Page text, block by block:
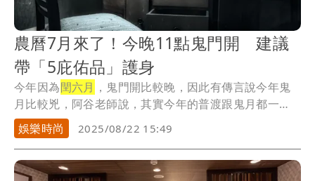
農曆7月來了！今晚11點鬼門開 建議
帶「5庇佑品」護身
今年因為閏六月 ，鬼門開比較晚，因此有傳言說今年鬼
月比較兇，阿谷老師說，其實今年的普渡跟鬼月都一
樣，只...
娛樂時尚 2025/08/22 15:49